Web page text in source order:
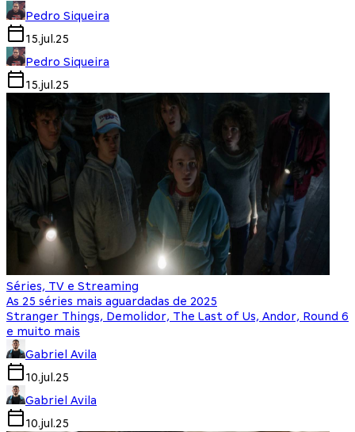
Pedro Siqueira
15.jul.25
Pedro Siqueira
15.jul.25
Séries, TV e Streaming
As 25 séries mais aguardadas de 2025
Stranger Things, Demolidor, The Last of Us, Andor, Round 6
e muito mais
Gabriel Avila
10.jul.25
Gabriel Avila
10.jul.25